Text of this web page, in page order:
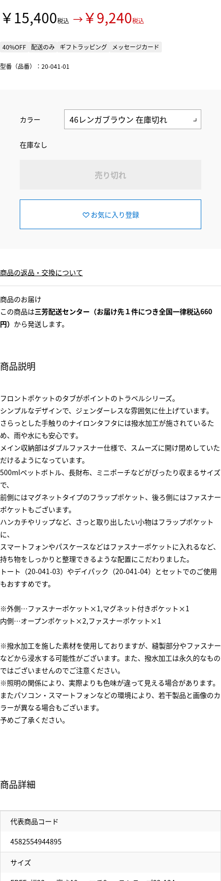
￥15,400税込 ￥9,240税込
40%OFF 配送のみ ギフトラッピング メッセージカード
型番（品番）：20-041-01
カラー
在庫なし
売り切れ
お気に入り登録
商品の返品・交換について
商品のお届け
この商品は三芳配送センター（お届け先１件につき全国一律税込660
円） から発送します。
商品説明
フロントポケットのタブがポイントのトラベルシリーズ。
シンプルなデザインで、ジェンダーレスな雰囲気に仕上げています。
さらっとした手触りのナイロンタフタには撥水加工が施されているた
め、雨や水にも安心です。
メイン収納部はダブルファスナー仕様で、スムーズに開け閉めしていた
だけるようになっています。
500mlペットボトル、長財布、ミニポーチなどがぴったり収まるサイズ
で、
前側にはマグネットタイプのフラップポケット、後ろ側にはファスナー
ポケットもございます。
ハンカチやリップなど、さっと取り出したい小物はフラップポケット
に、
スマートフォンやパスケースなどはファスナーポケットに入れるなど、
持ち物をしっかりと整理できるような配置にこだわりました。
トート（20-041-03）やデイパック（20-041-04）とセットでのご使用
もおすすめです。
※外側…ファスナーポケット×1,マグネット付きポケット×1
内側…オープンポケット×2,ファスナーポケット×1
※撥水加工を施した素材を使用しておりますが、縫製部分やファスナー
などから浸水する可能性がございます。また、撥水加工は永久的なもの
ではございませんのでご注意ください。
※照明の関係により、実際よりも色味が違って見える場合があります。
またパソコン・スマートフォンなどの環境により、若干製品と画像のカ
ラーが異なる場合もございます。
予めご了承ください。
商品詳細
代表商品コード
4582554944895
サイズ